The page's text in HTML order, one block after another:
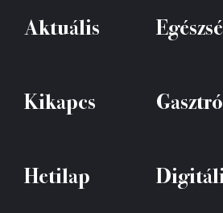
Aktuális
Kikapcs Gasztró
Hetilap